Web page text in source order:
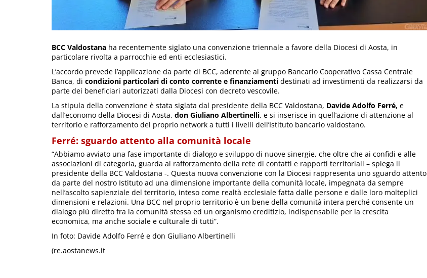
BCC Valdostana ha recentemente siglato una convenzione triennale a favore della Diocesi di Aosta, in
particolare rivolta a parrocchie ed enti ecclesiastici.
L’accordo prevede l’applicazione da parte di BCC, aderente al gruppo Bancario Cooperativo Cassa Centrale
Banca, di condizioni particolari di conto corrente e finanziamenti destinati ad investimenti da realizzarsi da
parte dei beneficiari autorizzati dalla Diocesi con decreto vescovile.
La stipula della convenzione è stata siglata dal presidente della BCC Valdostana, Davide Adolfo Ferré, e
dall’economo della Diocesi di Aosta, don Giuliano Albertinelli, e si inserisce in quell’azione di attenzione al
territorio e rafforzamento del proprio network a tutti i livelli dell’Istituto bancario valdostano.
Ferré: sguardo attento alla comunità locale
“Abbiamo avviato una fase importante di dialogo e sviluppo di nuove sinergie, che oltre che ai confidi e alle
associazioni di categoria, guarda al rafforzamento della rete di contatti e rapporti territoriali – spiega il
presidente della BCC Valdostana -. Questa nuova convenzione con la Diocesi rappresenta uno sguardo attento
da parte del nostro Istituto ad una dimensione importante della comunità locale, impegnata da sempre
nell’ascolto sapienziale del territorio, inteso come realtà ecclesiale fatta dalle persone e dalle loro molteplici
dimensioni e relazioni. Una BCC nel proprio territorio è un bene della comunità intera perché consente un
dialogo più diretto fra la comunità stessa ed un organismo creditizio, indispensabile per la crescita
economica, ma anche sociale e culturale di tutti”.
In foto: Davide Adolfo Ferré e don Giuliano Albertinelli
(re.aostanews.it